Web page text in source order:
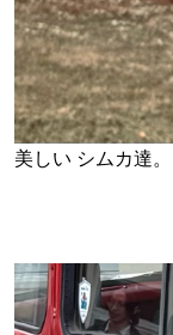
美しい シムカ達。